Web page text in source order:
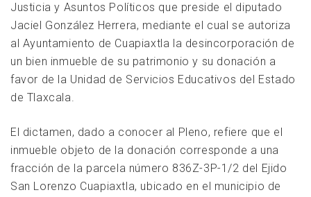
Justicia y Asuntos Políticos que preside el diputado
Jaciel González Herrera, mediante el cual se autoriza
al Ayuntamiento de Cuapiaxtla la desincorporación de
un bien inmueble de su patrimonio y su donación a
favor de la Unidad de Servicios Educativos del Estado
de Tlaxcala.
El dictamen, dado a conocer al Pleno, refiere que el
inmueble objeto de la donación corresponde a una
fracción de la parcela número 836Z-3P-1/2 del Ejido
San Lorenzo Cuapiaxtla, ubicado en el municipio de